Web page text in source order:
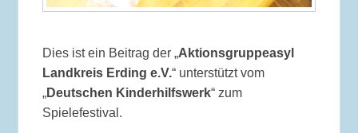
Dies ist ein Beitrag der „Aktionsgruppeasyl
Landkreis Erding e.V.“ unterstützt vom
„Deutschen Kinderhilfswerk“ zum
Spielefestival.